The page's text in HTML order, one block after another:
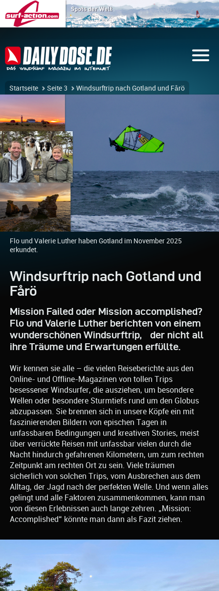
Startseite Seite 3 Windsurftrip nach Gotland und Fårö
Flo und Valerie Luther haben Gotland im November 2025
erkundet.
Windsurftrip nach Gotland und
Fårö
Mission Failed oder Mission accomplished?
Flo und Valerie Luther berichten von einem
wunderschönen Windsurftrip, der nicht all
ihre Träume und Erwartungen erfüllte.
Wir kennen sie alle – die vielen Reiseberichte aus den
Online- und Offline-Magazinen von tollen Trips
besessener Windsurfer, die ausziehen, um besondere
Wellen oder besondere Sturmtiefs rund um den Globus
abzupassen. Sie brennen sich in unsere Köpfe ein mit
faszinierenden Bildern von epischen Tagen in
unfassbaren Bedingungen und kreativen Stories, meist
über verrückte Reisen mit unfassbar vielen durch die
Nacht hindurch gefahrenen Kilometern, um zum rechten
Zeitpunkt am rechten Ort zu sein. Viele träumen
sicherlich von solchen Trips, vom Ausbrechen aus dem
Alltag, der Jagd nach der perfekten Welle. Und wenn alles
gelingt und alle Faktoren zusammenkommen, kann man
von diesen Erlebnissen auch lange zehren. „Mission:
Accomplished“ könnte man dann als Fazit ziehen.